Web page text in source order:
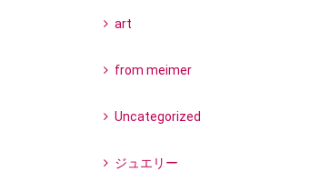
art
from meimer
Uncategorized
ジュエリー